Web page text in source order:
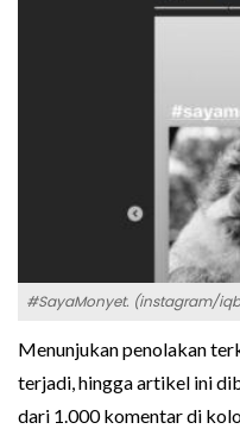
#SayaMonyet. (instagram/
Menunjukan penolakan
terjadi, hingga artikel ini
dari 1.000 komentar di